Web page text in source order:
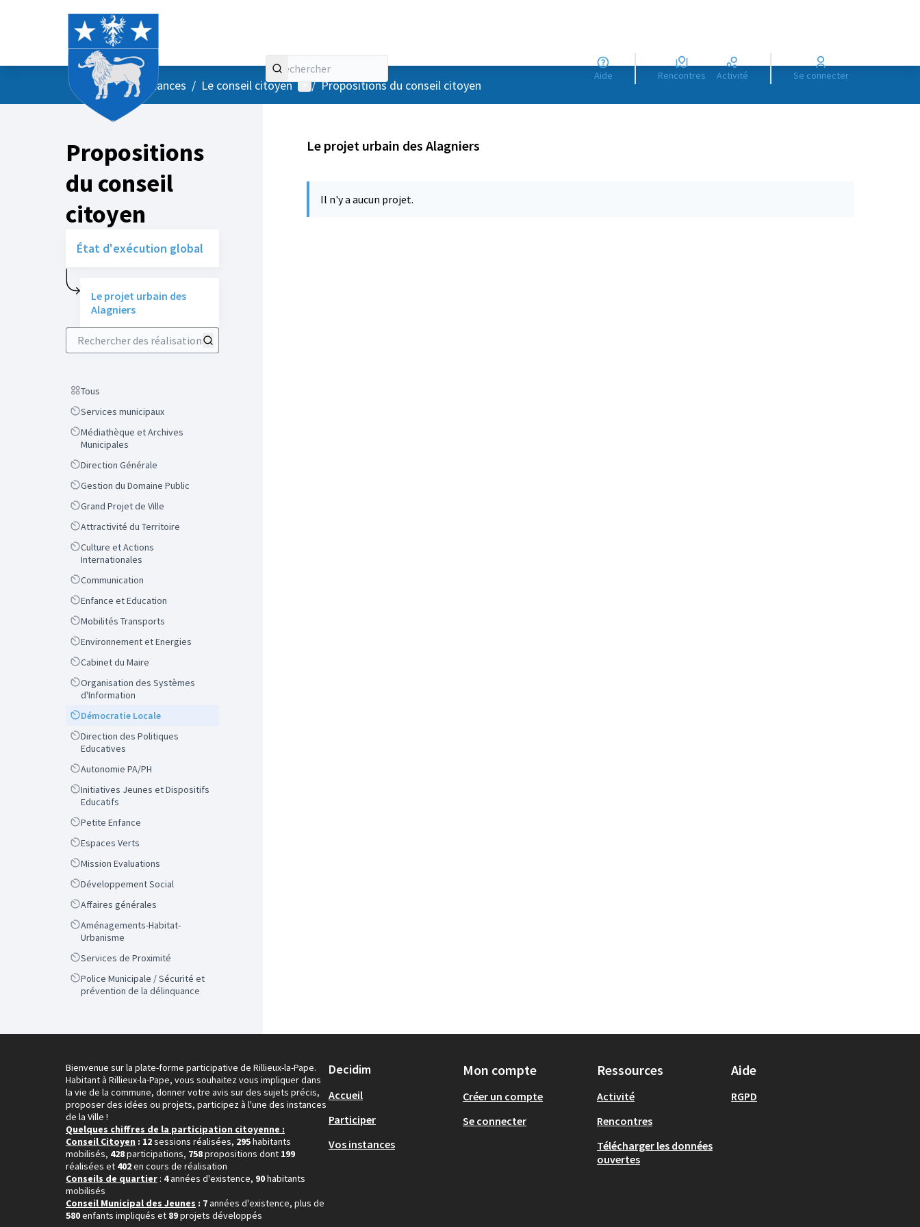
Aide Rencontres Activité Se connecter
AccueilMenu principal
/ Vos instances / Le conseil citoyen Menu utilisateur
/ Propositions du conseil citoyen
Propositions
du conseil
citoyen
État d'exécution global
Le projet urbain des
Alagniers
Rechercher des réalisations
Scope
Tous
ScopeServices municipaux
Scope
Médiathèque et Archives
Municipales
ScopeDirection Générale
ScopeGestion du Domaine Public
ScopeGrand Projet de Ville
ScopeAttractivité du Territoire
Scope
Culture et Actions
Internationales
ScopeCommunication
ScopeEnfance et Education
ScopeMobilités Transports
ScopeEnvironnement et Energies
ScopeCabinet du Maire
Scope
Organisation des Systèmes
d'Information
ScopeDémocratie Locale
Scope
Direction des Politiques
Educatives
ScopeAutonomie PA/PH
Scope
Initiatives Jeunes et Dispositifs
Educatifs
ScopePetite Enfance
ScopeEspaces Verts
ScopeMission Evaluations
ScopeDéveloppement Social
ScopeAffaires générales
Scope
Aménagements-Habitat-
Urbanisme
ScopeServices de Proximité
Scope
Police Municipale / Sécurité et
prévention de la délinquance
Le projet urbain des Alagniers
Il n'y a aucun projet.
Bienvenue sur la plate-forme participative de Rillieux-la-Pape.
Habitant à Rillieux-la-Pape, vous souhaitez vous impliquer dans
la vie de la commune, donner votre avis sur des sujets précis,
proposer des idées ou projets, participez à l'une des instances
de la Ville !
Quelques chiffres de la participation citoyenne :
Conseil Citoyen : 12sessions réalisées, 295habitants
mobilisés, 428participations, 758propositions dont 199
réalisées et 402en cours de réalisation
Conseils de quartier : 4années d'existence, 90habitants
mobilisés
Conseil Municipal des Jeunes : 7années d'existence, plus de
580enfants impliqués et 89projets développés
Decidim
Accueil
Participer
Vos instances
Mon compte
Créer un compte
Se connecter
Ressources
Activité
Rencontres
Télécharger les données
ouvertes
Aide
RGPD